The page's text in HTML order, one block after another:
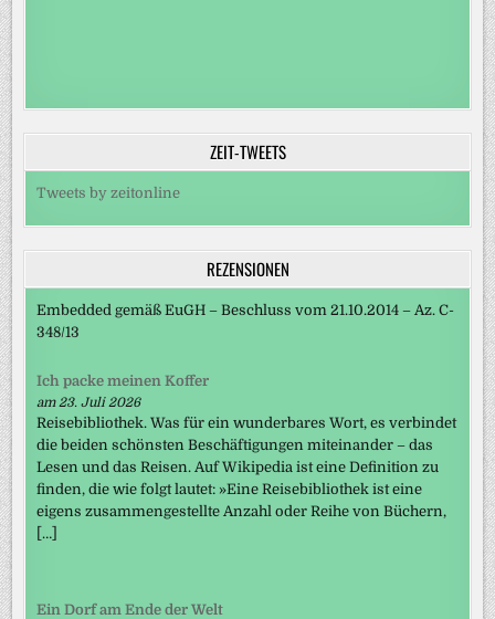
ZEIT-TWEETS
Tweets by zeitonline
REZENSIONEN
Embedded gemäß EuGH – Beschluss vom 21.10.2014 – Az. C-
348/13
Ich packe meinen Koffer
am 23. Juli 2026
Reisebibliothek. Was für ein wunderbares Wort, es verbindet
die beiden schönsten Beschäftigungen miteinander – das
Lesen und das Reisen. Auf Wikipedia ist eine Definition zu
finden, die wie folgt lautet: »Eine Reisebibliothek ist eine
eigens zusammengestellte Anzahl oder Reihe von Büchern,
[…]
Ein Dorf am Ende der Welt